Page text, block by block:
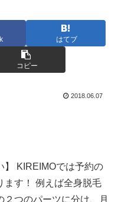
はてブ
コピー
2018.06.07
】 KIREIMOでは予約の
ます！ 例えば全身脱毛
つのパーツに分け、月